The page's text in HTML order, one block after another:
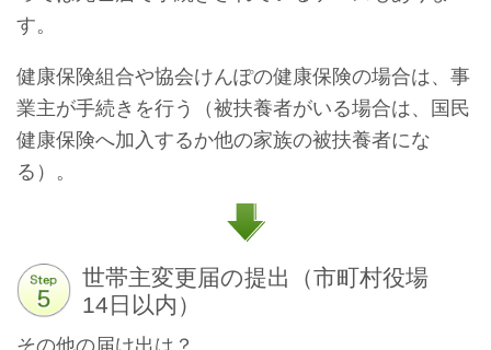
す。
健康保険組合や協会けんぽの健康保険の場合は、事
業主が手続きを行う（被扶養者がいる場合は、国民
健康保険へ加入するか他の家族の被扶養者にな
る）。
世帯主変更届の提出（市町村役場
14日以内）